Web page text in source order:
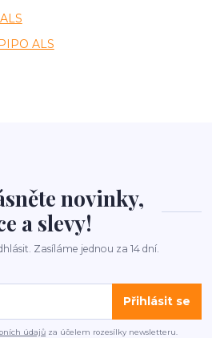
ALS
novinky,
a slevy!
Zasíláme jednou za 14 dní.
Přihlásit se
údajů za účelem rozesílky newsletteru.